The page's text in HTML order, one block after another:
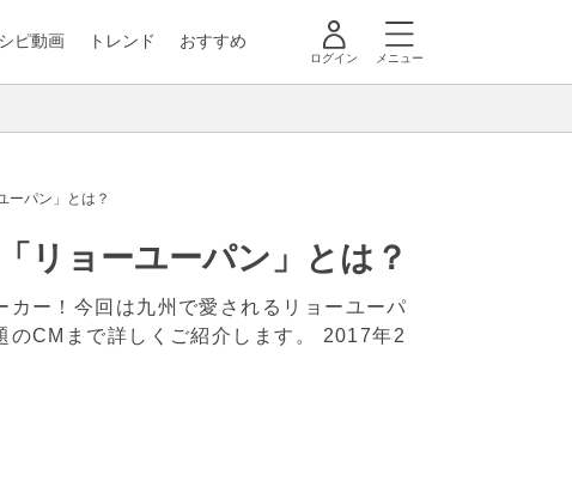
ピ動画 トレンド おすすめ
ログイン メニュー
ーパン」とは？
リョーユーパン」とは？
ー！今回は九州で愛されるリョーユーパ
CMまで詳しくご紹介します。 2017年2